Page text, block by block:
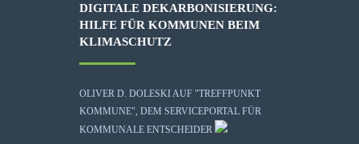
DIGITALE DEKARBONISIERUNG:
HILFE FÜR KOMMUNEN BEIM
KLIMASCHUTZ
OLIVER D. DOLESKI AUF "TREFFPUNKT
KOMMUNE", DEM SERVICEPORTAL FÜR
KOMMUNALE ENTSCHEIDER